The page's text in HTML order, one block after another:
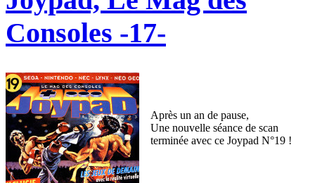
Consoles -17-
Après un an de pause,
Une nouvelle séance de scan
terminée avec ce Joypad N°19 !